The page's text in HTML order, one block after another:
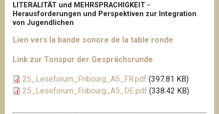
LITERALITÄT und MEHRSPRACHIGKEIT -
Herausforderungen und Perspektiven zur Integration
von Jugendlichen
Lien vers la bande sonore de la table ronde
Link zur Tonspur der Gesprächsrunde
25_Leseforum_Fribourg_A5_FR.pdf (397.81 KB)
25_Leseforum_Fribourg_A5_DE.pdf (338.42 KB)